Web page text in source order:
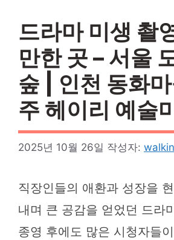
드라마 미생 촬
만한 곳 – 서울
숲 | 인천 동화
주 헤이리 예술
2025년 10월 26일 작성자:
직장인들의 애환과 성장을
내며 큰 공감을 얻었던 드라
종영 후에도 많은 시청자들